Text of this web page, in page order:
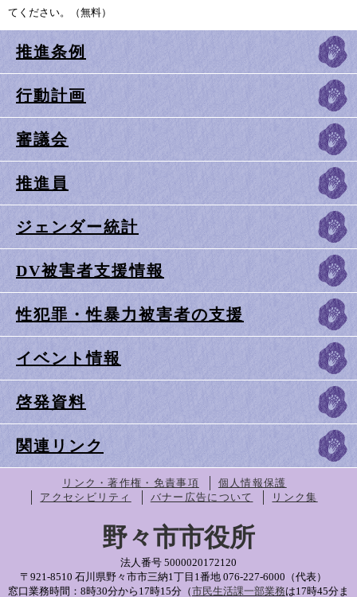
てください。（無料）
推進条例
行動計画
審議会
推進員
ジェンダー統計
DV被害者支援情報
性犯罪・性暴力被害者の支援
イベント情報
啓発資料
関連リンク
リンク・著作権・免責事項
個人情報保護
アクセシビリティ
バナー広告について リンク集
野々市市役所
法人番号 5000020172120
〒921-8510 石川県野々市市三納1丁目1番地 076-227-6000（代表）
窓口業務時間：8時30分から17時15分（市民生活課一部業務は17時45分ま